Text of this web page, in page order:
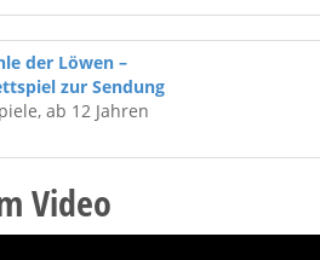
der Löwen –
zur Sendung
ab 12 Jahren
Video